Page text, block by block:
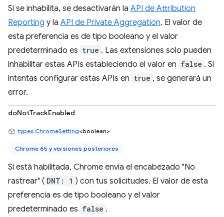
Si se inhabilita, se desactivarán la API de Attribution
Reporting y la API de Private Aggregation. El valor de
esta preferencia es de tipo booleano y el valor
predeterminado es true . Las extensiones solo pueden
inhabilitar estas APIs estableciendo el valor en false . Si
intentas configurar estas APIs en true , se generará un
error.
doNotTrackEnabled
types.ChromeSetting<boolean>
Chrome 65 y versiones posteriores
Si está habilitada, Chrome envía el encabezado "No
rastrear" ( DNT: 1 ) con tus solicitudes. El valor de esta
preferencia es de tipo booleano y el valor
predeterminado es false .